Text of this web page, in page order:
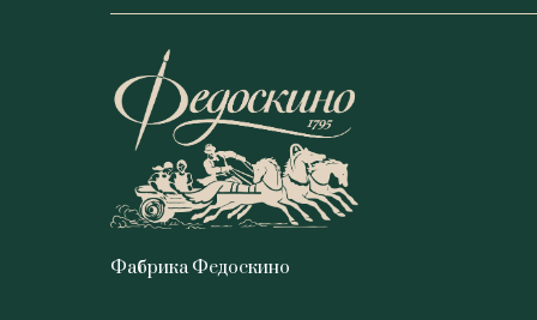
Фабрика Федоскино